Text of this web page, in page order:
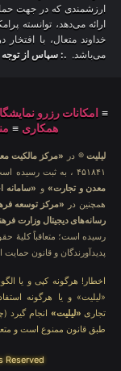
ارزشمندی که در جهت
ارائه می‌دهد، توانسته
خداوند متعال، با
می‌باشد. .: سپاس از
≡ امکانات رزرو
همکاری ≡
لیلیت® در «مرکز مالکیت
۴۵۱۸۴۱ ، به ثبت رسیده است و در
معدن و تجارت»و «سامانه
همچنین در «مرکز توسعه
رسانه‌های دیجیتال وزارت
رسیده است؛ متعاقباً
پدیدآورندگان و قانون
اخطار! هرگونه کپی و یا
«لیلیت» و یا هرگونه
تجاری «لیلیت» انجام گیرد
طبق قانون ممنوع است و
Reserved